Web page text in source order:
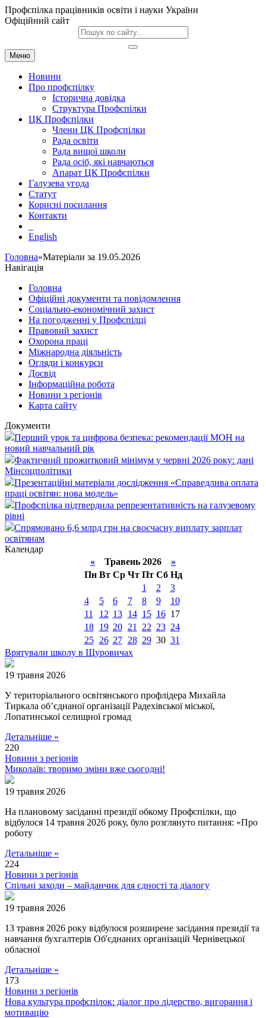
Профспілка працівників освіти і науки України
Офіційний сайт
Меню
Новини
Про профспілку
Історична довідка
Структура Профспілки
ЦК Профспілки
Члени ЦК Профспілки
Рада освіти
Рада вищої школи
Рада осіб, які навчаються
Апарат ЦК Профспілки
Галузева угода
Статут
Корисні посилання
Контакти
English
Головна»Матеріали за 19.05.2026
Навігація
Головна
Офіційні документи та повідомлення
Соціально-економічний захист
На погодженні у Профспілці
Правовий захист
Охорона праці
Міжнародна діяльність
Огляди і конкурси
Досвід
Інформаційна робота
Новини з регіонів
Карта сайту
Документи
Перший урок та цифрова безпека: рекомендації МОН на
новий навчальний рік
Фактичний прожитковий мінімум у червні 2026 року: дані
Мінсоцполітики
Презентаційні матеріали дослідження «Справедлива оплата
праці освітян: нова модель»
Профспілка підтвердила репрезентативність на галузевому
рівні
Спрямовано 6,6 млрд грн на своєчасну виплату зарплат
освітянам
Календар
« Травень 2026 »
Пн Вт Ср Чт Пт Сб Нд
1
2
3
4
5 6 7 8 9
10
11
12 13 14 15 16 17
18
19 20 21 22 23 24
25
26 27 28 29 30 31
Врятували школу в Щуровичах
19 травня 2026
У територіального освітянського профлідера Михайла
Тиркала об’єднаної організації Радехівської міської,
Лопатинської селищної громад
Детальніше »
220
Новини з регіонів
Миколаїв: творимо зміни вже сьогодні!
19 травня 2026
На плановому засіданні президії обкому Профспілки, що
відбулося 14 травня 2026 року, було розглянуто питання: «Про
роботу
Детальніше »
224
Новини з регіонів
Спільні заходи – майданчик для єдності та діалогу
19 травня 2026
13 травня 2026 року відбулося розширене засідання президії та
навчання бухгалтерів Об'єднаних організацій Чернівецької
обласної
Детальніше »
173
Новини з регіонів
Нова культура профспілок: діалог про лідерство, вигорання і
мотивацію